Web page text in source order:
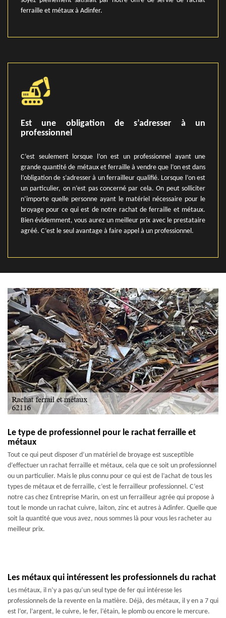
ferraille et métaux à Adinfer.
Est une obligation de s’adresser à un
professionnel
C’est seulement lorsque l’on est un professionnel ayant une
grande quantité de métaux et ferraille à vendre que l’on est dans
l’obligation de s’adresser à un ferrailleur qualifié. Lorsque l’on est
un particulier, on n’est pas concerné par cela. On peut solliciter
n’importe quelle personne ayant le matériel nécessaire pour le
broyage pour ce qui est de notre rachat de ferraille et métaux.
Bien évidemment, vous aurez un meilleur prix avec le prestataire
agréé. C’est le seul avantage à faire appel à un professionnel.
Le type de professionnel pour le rachat ferraille et
métaux
Tout ce qui peut disposer d’un matériel de broyage est susceptible
d’effectuer un rachat ferraille et métaux, cela que ce soit un professionnel
ou un particulier. Mais le plus connu pour ce qui est de l’achat de tous les
types de métaux et de ferraille, c’est le ferrailleur professionnel. C’est
notre cas chez Entreprise Marin, on est un ferrailleur agrée qui propose à
tout le monde un rachat cuivre, laiton, zinc et autres à Adinfer. Quelle que
soit la quantité que vous avez, nous sommes là pour vous les racheter au
meilleur prix.
Les métaux qui intéressent les professionnels du rachat
Les métaux, il n’y a pas qu’un seul type de fer qui intéresse les
professionnels de la revente en la matière. Déjà, des métaux, il y en a 7 qui
est l’or, l’argent, le cuivre, le fer, l’étain, le plomb ou encore le mercure.